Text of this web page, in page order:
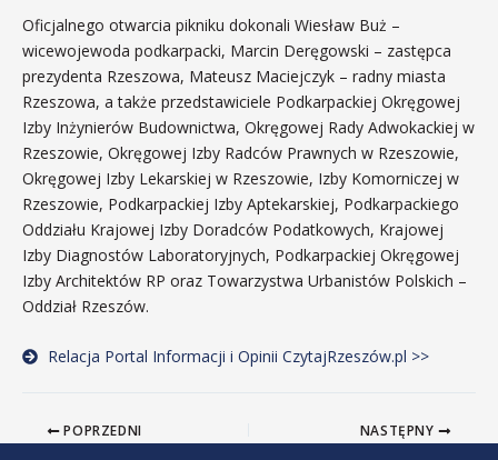
Oficjalnego otwarcia pikniku dokonali Wiesław Buż –
wicewojewoda podkarpacki, Marcin Deręgowski – zastępca
prezydenta Rzeszowa, Mateusz Maciejczyk – radny miasta
Rzeszowa, a także przedstawiciele Podkarpackiej Okręgowej
Izby Inżynierów Budownictwa, Okręgowej Rady Adwokackiej w
Rzeszowie, Okręgowej Izby Radców Prawnych w Rzeszowie,
Okręgowej Izby Lekarskiej w Rzeszowie, Izby Komorniczej w
Rzeszowie, Podkarpackiej Izby Aptekarskiej, Podkarpackiego
Oddziału Krajowej Izby Doradców Podatkowych, Krajowej
Izby Diagnostów Laboratoryjnych, Podkarpackiej Okręgowej
Izby Architektów RP oraz Towarzystwa Urbanistów Polskich –
Oddział Rzeszów.
Relacja Portal Informacji i Opinii CzytajRzeszów.pl >>
POPRZEDNI NASTĘPNY